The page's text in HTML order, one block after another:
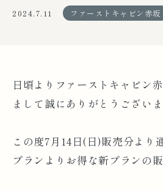
2024.7.11 ファーストキャビン赤坂
日頃よりファーストキャビン
まして誠にありがとうございま
この度7月14日(日)販売分より
プランよりお得な新プランの